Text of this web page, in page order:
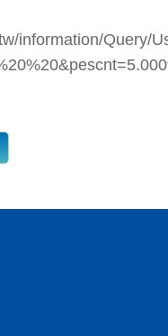
information/Query/